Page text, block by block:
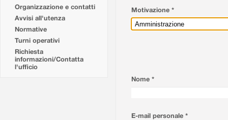
Organizzazione e contatti
Avvisi all'utenza
Normative
Turni operativi
Richiesta
informazioni/Contatta
l'ufficio
Motivazione *
Nome *
E-mail personale *